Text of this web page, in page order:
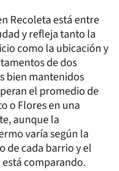
Recoleta está entre
y refleja tanto la
como la ubicación y
de dos
bien mantenidos
el promedio de
o Flores en una
aunque la
varía según la
de cada barrio y el
comparando.